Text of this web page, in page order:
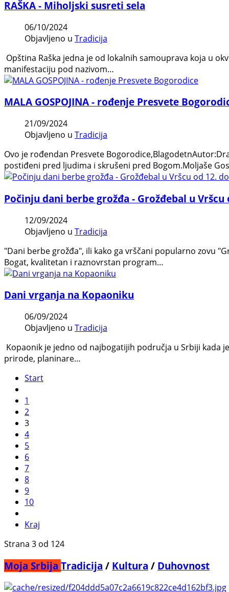
RAŠKA - Miholjski susreti sela
06/10/2024
Objavljeno u Tradicija
Opština Raška jedna je od lokalnih samouprava koja u
manifestaciju pod nazivom…
MALA GOSPOJINA - rođenje Presvete
21/09/2024
Objavljeno u Tradicija
Ovo je rođendan Presvete
postiđeni pred ljudima i skrušeni pred Bogom.Moljaše
Počinju dani berbe grožđa - Grožđebal u
12/09/2024
Objavljeno u Tradicija
"Dani berbe grožđa", ili kako ga vrščani popularno zovu
Bogat, kvalitetan i raznovrstan program…
Dani vrganja na Kopaoniku
06/09/2024
Objavljeno u Tradicija
Kopaonik je jedno od najbogatijih područja u Srbiji kada
prirode, planinare…
Start
1
2
3
4
5
6
7
8
9
10
Kraj
Strana 3 od 124
Moja Srbija Tradicija / Kultura / Duhovnost